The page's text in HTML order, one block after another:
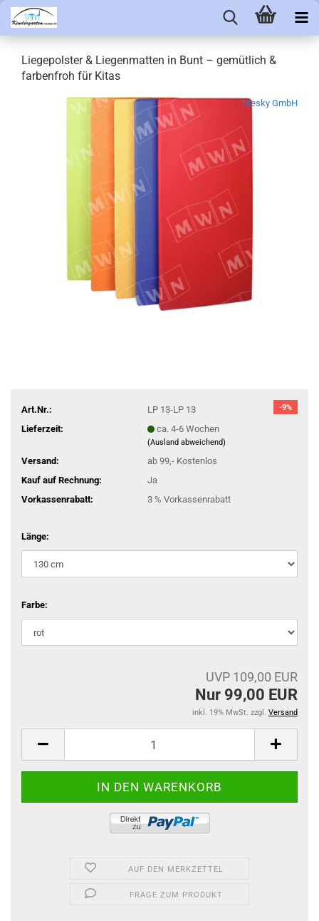
Liegepolster & Liegenmatten in Bunt – gemütlich &
farbenfroh für Kitas
Niesky GmbH
-9%
Art.Nr.:
LP 13-LP 13
Lieferzeit:
ca. 4-6 Wochen
(Ausland abweichend)
Versand:
ab 99,- Kostenlos
Kauf auf Rechnung:
Ja
Vorkassenrabatt:
3 % Vorkassenrabatt
Länge:
Farbe:
UVP 109,00 EUR
Nur 99,00 EUR
inkl. 19% MwSt. zzgl. Versand
AUF DEN MERKZETTEL
FRAGE ZUM PRODUKT